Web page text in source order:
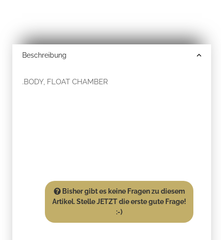
Beschreibung
.BODY, FLOAT CHAMBER
Bisher gibt es keine Fragen zu diesem
Artikel. Stelle JETZT die erste gute Frage!
:-)